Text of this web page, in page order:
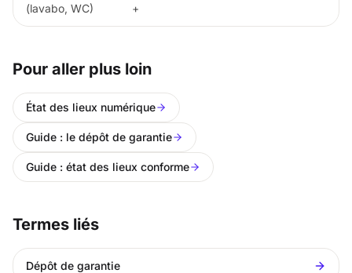
(lavabo, WC)
+
Pour aller plus loin
État des lieux numérique
Guide : le dépôt de garantie
Guide : état des lieux conforme
Termes liés
Dépôt de garantie